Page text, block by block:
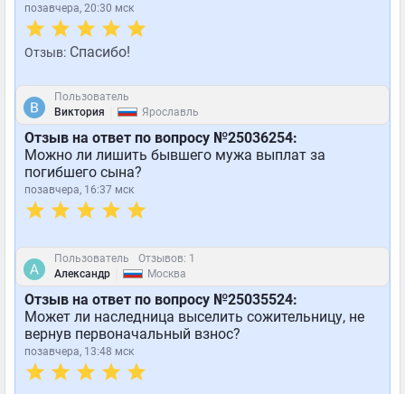
позавчера, 20:30 мск
Отзыв: Спасибо!
Пользователь
Виктория
Ярославль
Отзыв на ответ по вопросу №25036254:
Можно ли лишить бывшего мужа выплат за
погибшего сына?
позавчера, 16:37 мск
Пользователь
Отзывов: 1
Александр
Москва
Отзыв на ответ по вопросу №25035524:
Может ли наследница выселить сожительницу, не
вернув первоначальный взнос?
позавчера, 13:48 мск